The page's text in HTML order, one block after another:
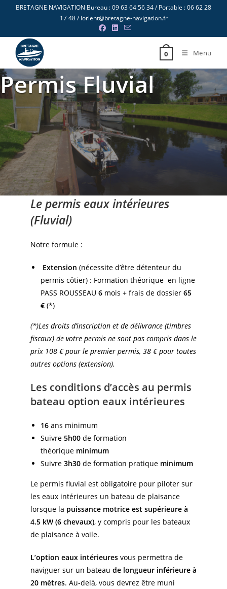
BRETAGNE NAVIGATION Bureau : 09 63 64 56 34 / Portable : 06 62 28
17 48 / lorient@bretagne-navigation.fr
0 Menu
Permis Fluvial
Le permis eaux intérieures
(Fluvial)
Notre formule :
Extension (nécessite d’être détenteur du
permis côtier) : Formation théorique en ligne
PASS ROUSSEAU 6 mois + frais de dossier 65
€ (*)
(*)Les droits d’inscription et de délivrance (timbres
fiscaux) de votre permis ne sont pas compris dans le
prix 108 € pour le premier permis, 38 € pour toutes
autres options (extension).
Les conditions d’accès au permis
bateau option eaux intérieures
16 ans minimum
Suivre 5h00 de formation
théorique minimum
Suivre 3h30 de formation pratique minimum
Le permis fluvial est obligatoire pour piloter sur
les eaux intérieures un bateau de plaisance
lorsque la puissance motrice est supérieure à
4.5 kW (6 chevaux), y compris pour les bateaux
de plaisance à voile.
L’option eaux intérieures vous permettra de
naviguer sur un bateau de longueur inférieure à
20 mètres. Au-delà, vous devrez être muni